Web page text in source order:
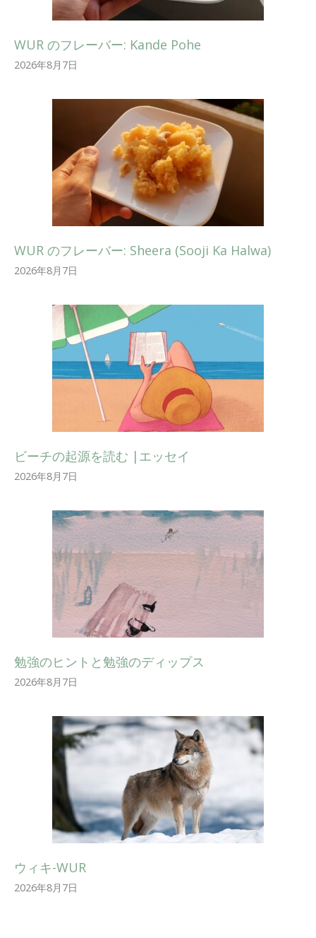
WUR のフレーバー: Kande Pohe
2026年8月7日
WUR のフレーバー: Sheera (Sooji Ka Halwa)
2026年8月7日
ビーチの起源を読む |エッセイ
2026年8月7日
勉強のヒントと勉強のディップス
2026年8月7日
ウィキ-WUR
2026年8月7日